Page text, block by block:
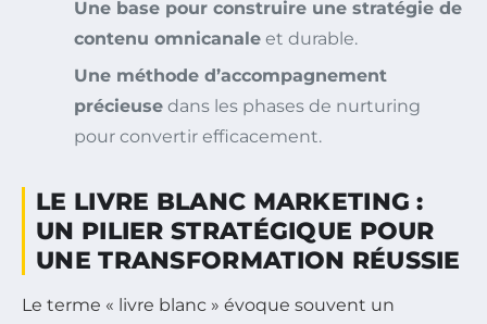
Une base pour construire une stratégie de
contenu omnicanale et durable.
Une méthode d’accompagnement
précieuse dans les phases de nurturing
pour convertir efficacement.
LE LIVRE BLANC MARKETING :
UN PILIER STRATÉGIQUE POUR
UNE TRANSFORMATION RÉUSSIE
Le terme « livre blanc » évoque souvent un